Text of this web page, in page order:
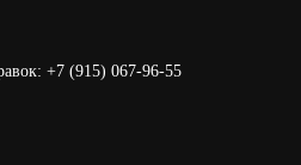
+7 (915) 067-96-55